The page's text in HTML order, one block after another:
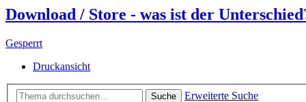
Download / Store - was ist der
Gesperrt
Druckansicht
Suche
Erweiterte Suche